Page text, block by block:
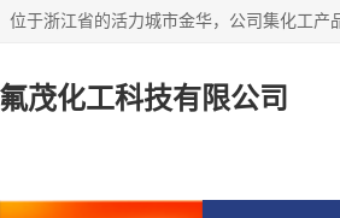
茂化工科技有限公司